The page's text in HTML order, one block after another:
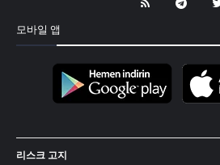
모바일 앱
리스크 고지